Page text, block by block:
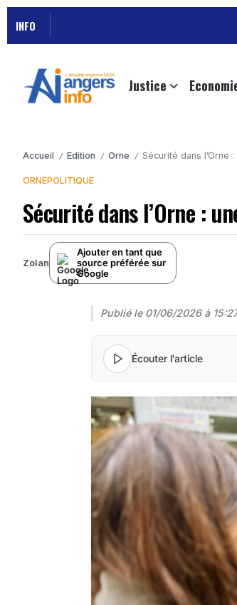
INFO
Justice
Accueil / Edition / Orne / Sécurité dans l’Orne
ORNEPOLITIQUE
Sécurité dans l’Orne :
Zolan
Ajouter en tant que
source préférée sur
Google
Publié le 01/06/2026 à
Écouter l'article